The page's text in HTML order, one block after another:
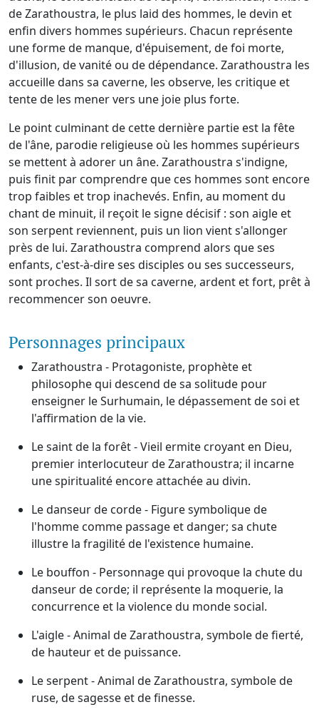
de Zarathoustra, le plus laid des hommes, le devin et
enfin divers hommes supérieurs. Chacun représente
une forme de manque, d'épuisement, de foi morte,
d'illusion, de vanité ou de dépendance. Zarathoustra les
accueille dans sa caverne, les observe, les critique et
tente de les mener vers une joie plus forte.
Le point culminant de cette dernière partie est la fête
de l'âne, parodie religieuse où les hommes supérieurs
se mettent à adorer un âne. Zarathoustra s'indigne,
puis finit par comprendre que ces hommes sont encore
trop faibles et trop inachevés. Enfin, au moment du
chant de minuit, il reçoit le signe décisif : son aigle et
son serpent reviennent, puis un lion vient s'allonger
près de lui. Zarathoustra comprend alors que ses
enfants, c'est-à-dire ses disciples ou ses successeurs,
sont proches. Il sort de sa caverne, ardent et fort, prêt à
recommencer son oeuvre.
Personnages principaux
Zarathoustra - Protagoniste, prophète et
philosophe qui descend de sa solitude pour
enseigner le Surhumain, le dépassement de soi et
l'affirmation de la vie.
Le saint de la forêt - Vieil ermite croyant en Dieu,
premier interlocuteur de Zarathoustra; il incarne
une spiritualité encore attachée au divin.
Le danseur de corde - Figure symbolique de
l'homme comme passage et danger; sa chute
illustre la fragilité de l'existence humaine.
Le bouffon - Personnage qui provoque la chute du
danseur de corde; il représente la moquerie, la
concurrence et la violence du monde social.
L'aigle - Animal de Zarathoustra, symbole de fierté,
de hauteur et de puissance.
Le serpent - Animal de Zarathoustra, symbole de
ruse, de sagesse et de finesse.